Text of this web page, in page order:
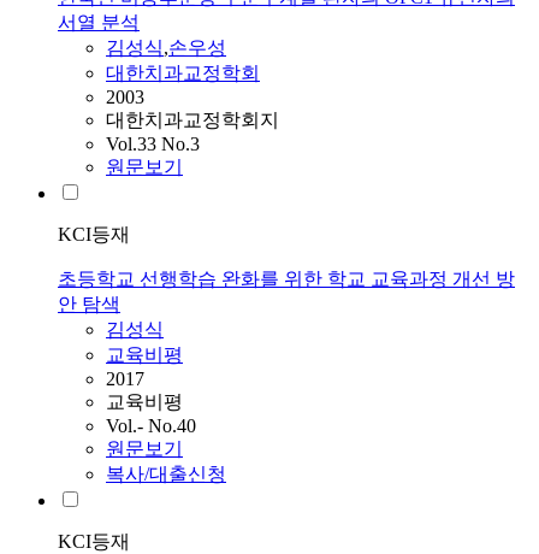
서열 분석
김성식,손우성
대한치과교정학회
2003
대한치과교정학회지
Vol.33 No.3
원문보기
KCI등재
초등학교 선행학습 완화를 위한 학교 교육과정 개선 방
안 탐색
김성식
교육비평
2017
교육비평
Vol.- No.40
원문보기
복사/대출신청
KCI등재